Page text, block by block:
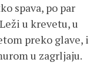
spava, po par
u krevetu, u
preko glave, i
u zagrljaju.